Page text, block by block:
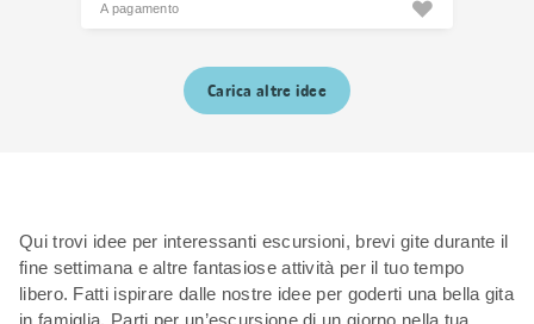
A pagamento
Carica altre idee
Qui trovi idee per interessanti escursioni, brevi gite durante il
fine settimana e altre fantasiose attività per il tuo tempo
libero. Fatti ispirare dalle nostre idee per goderti una bella gita
in famiglia. Parti per un’escursione di un giorno nella tua